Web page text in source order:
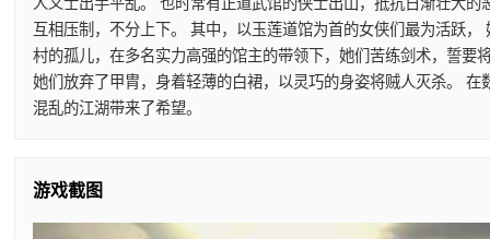
互相压制，不分上下。 其中，以玉莲道馆为首的女侠们最为活跃
村的孤儿，在多名实力高强的馆主的带领下，她们苦练剑术，誓要
她们放弃了甲胄，身着轻薄的白裙，以灵巧的身姿将贼人灭杀。 在
混乱的江湖带来了希望。
游戏截图